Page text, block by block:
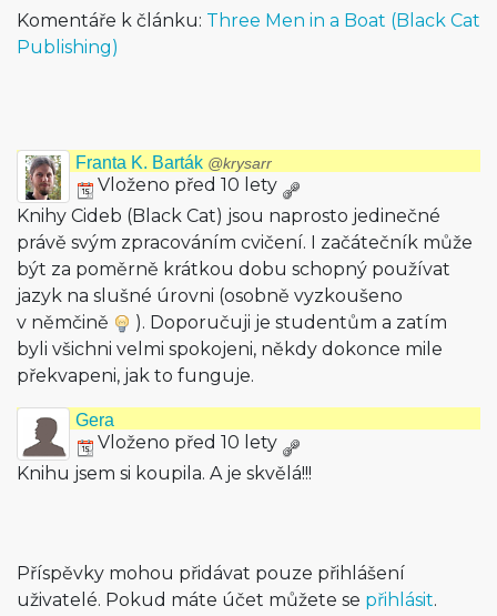
Komentáře k článku: Three Men in a Boat (Black Cat
Publishing)
Franta K. Barták @krysarr
Vloženo před 10 lety
Knihy Cideb (Black Cat) jsou naprosto jedinečné
právě svým zpracováním cvičení. I začátečník může
být za poměrně krátkou dobu schopný používat
jazyk na slušné úrovni (osobně vyzkoušeno
v němčině
). Doporučuji je studentům a zatím
byli všichni velmi spokojeni, někdy dokonce mile
překvapeni, jak to funguje.
Gera
Vloženo před 10 lety
Knihu jsem si koupila. A je skvělá!!!
Příspěvky mohou přidávat pouze přihlášení
uživatelé. Pokud máte účet můžete se přihlásit.